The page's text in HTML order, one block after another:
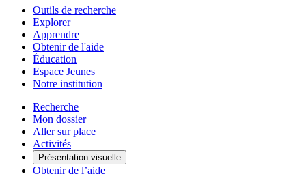
Outils de recherche
Explorer
Apprendre
Obtenir de l'aide
Éducation
Espace Jeunes
Notre institution
Recherche
Mon dossier
Aller sur place
Activités
Présentation visuelle
Obtenir de l’aide